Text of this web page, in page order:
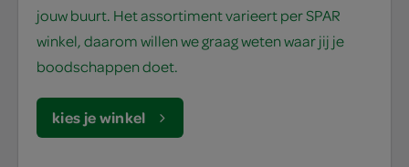
jouw buurt. Het assortiment varieert per SPAR
winkel, daarom willen we graag weten waar jij je
boodschappen doet.
kies je winkel